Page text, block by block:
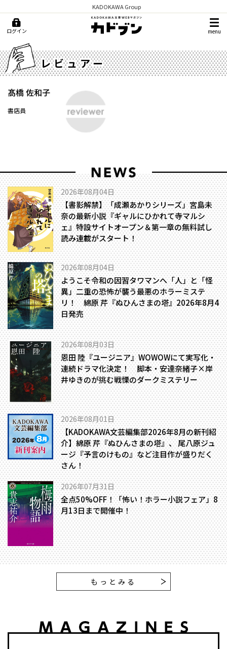
KADOKAWA Group
ログイン menu
レビュアー
髙橋 佐和子
書店員
2026年08月04日
【書影解禁】「成瀬あかりシリーズ」宮島未
奈の最新小説『ギャルにひかれて寺マルシ
ェ』特設サイトオープン＆第一章の無料試し
読み連載がスタート！
2026年08月04日
ようこそ令和の因習タワマンへ――「人」と「怪
異」二重の恐怖が襲う最悪のホラーミステ
リ！ 綿原 芹『ぬひんさまの塔』2026年8月4
日発売
2026年08月03日
恩田 陸『ユージニア』WOWOWにて実写化・
連続ドラマ化決定！ 脚本・安達奈緒子×岸
井ゆきのが挑む戦慄のダークミステリー
2026年08月01日
【KADOKAWA文芸編集部2026年8月の新刊紹
介】綿原 芹『ぬひんさまの塔』、 尾八原ジュ
ージ『予言のけもの』など注目作が盛りだく
さん！
2026年07月31日
全点50%OFF！「怖い！ホラー小説フェア」8
月13日まで開催中！
もっとみる